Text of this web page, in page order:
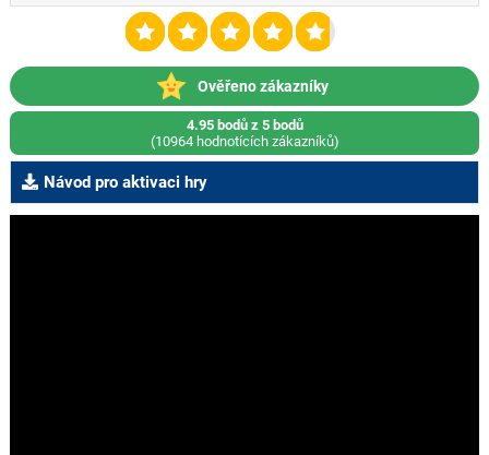
Ověřeno zákazníky
4.95 bodů z 5 bodů
(10964 hodnotících zákazníků)
Návod pro aktivaci hry